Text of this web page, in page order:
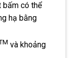
bấm có thể
hạ bằng
và khoảng